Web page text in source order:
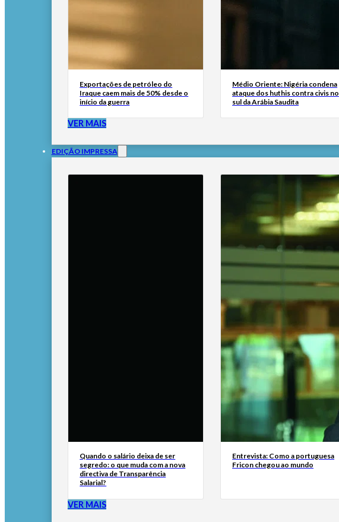
Exportações de petróleo do
Iraque caem mais de 50% desde o
início da guerra
Médio Oriente: Nigéria condena
ataque dos huthis contra civis no
sul da Arábia Saudita
VER MAIS
EDIÇÃO IMPRESSA
Quando o salário deixa de ser
segredo: o que muda com a nova
directiva de Transparência
Salarial?
Entrevista: Como a portuguesa
Fricon chegou ao mundo
VER MAIS